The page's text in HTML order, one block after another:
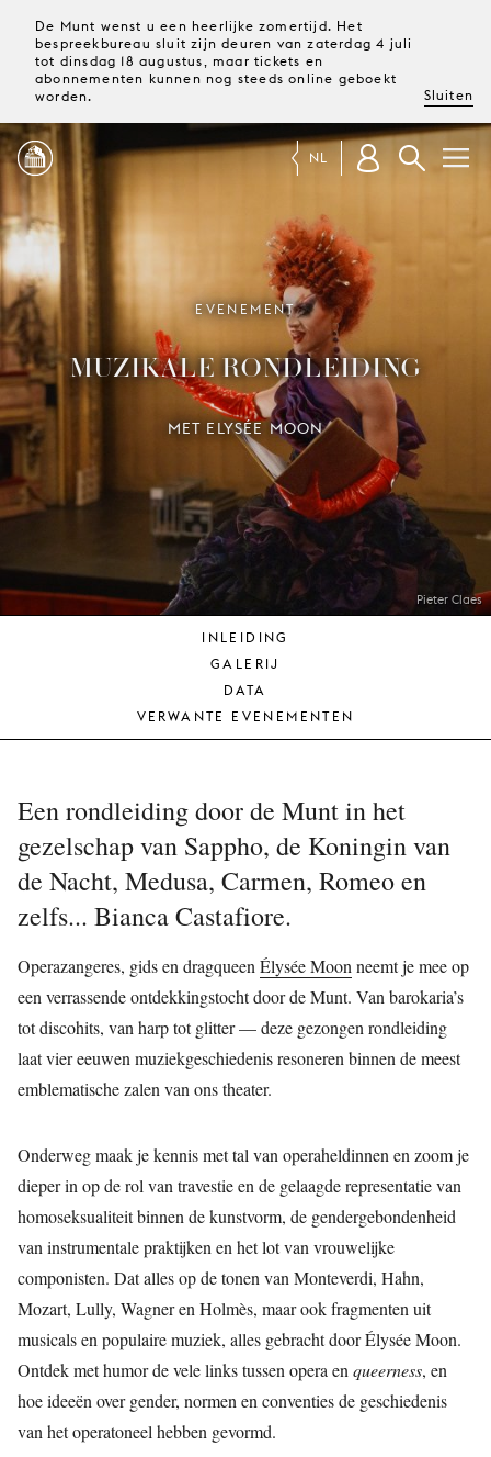
De Munt wenst u een heerlijke zomertijd. Het
bespreekbureau sluit zijn deuren van zaterdag 4 juli
tot dinsdag 18 augustus, maar tickets en
abonnementen kunnen nog steeds online geboekt
worden.
Sluiten
PROGRAMMA
MAGAZINE
TICKETS &
ABONNEMENTEN
UW
BEZOEK
JONG
PUBLIEK
DE
MUNT
ONS
NL
Pieter Claes
EVENEMENT
MUZIKALE RONDLEIDING
MET ELYSÉE MOON
INLEIDING
GALERIJ
DATA
VERWANTE EVENEMENTEN
Een rondleiding door de Munt in het
gezelschap van Sappho, de Koningin van
de Nacht, Medusa, Carmen, Romeo en
zelfs... Bianca Castafiore.
Operazangeres, gids en dragqueen Élysée Moon neemt je mee op
een verrassende ontdekkingstocht door de Munt. Van barokaria’s
tot discohits, van harp tot glitter — deze gezongen rondleiding
laat vier eeuwen muziekgeschiedenis resoneren binnen de meest
emblematische zalen van ons theater.
Onderweg maak je kennis met tal van operaheldinnen en zoom je
dieper in op de rol van travestie en de gelaagde representatie van
homoseksualiteit binnen de kunstvorm, de gendergebondenheid
van instrumentale praktijken en het lot van vrouwelijke
componisten. Dat alles op de tonen van Monteverdi, Hahn,
Mozart, Lully, Wagner en Holmès, maar ook fragmenten uit
musicals en populaire muziek, alles gebracht door Élysée Moon.
Ontdek met humor de vele links tussen opera en queerness, en
hoe ideeën over gender, normen en conventies de geschiedenis
van het operatoneel hebben gevormd.